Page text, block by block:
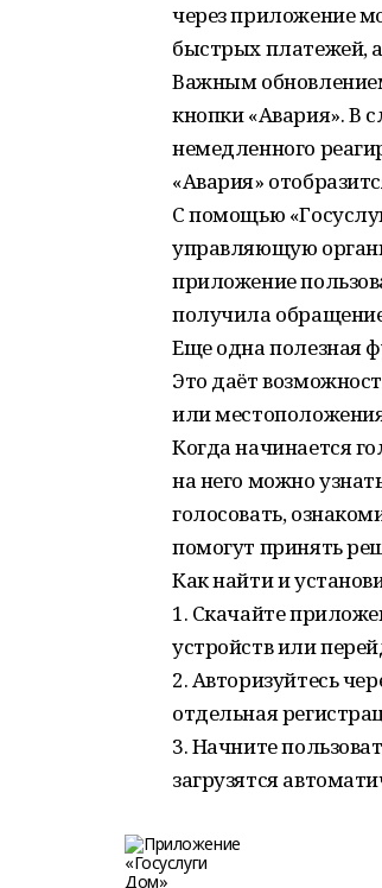
через приложение
быстрых платежей,
Важным
кнопки «Авария». В
немедленного
«Авария»
С помощью
управляющую
приложение
получила
Еще одна полезная
Это даёт
или
Когда начинается
на него можно
голосовать,
помогут принять
Как найти и
1. Скачайте
устройств или
2. Авторизуйтесь
отдельная
3. Начните
загрузятся